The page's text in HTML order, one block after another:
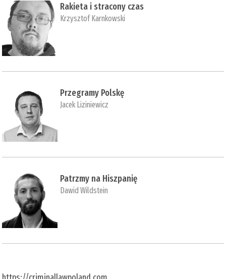
Rakieta i stracony czas
Krzysztof Karnkowski
Przegramy Polskę
Jacek Liziniewicz
Patrzmy na Hiszpanię
Dawid Wildstein